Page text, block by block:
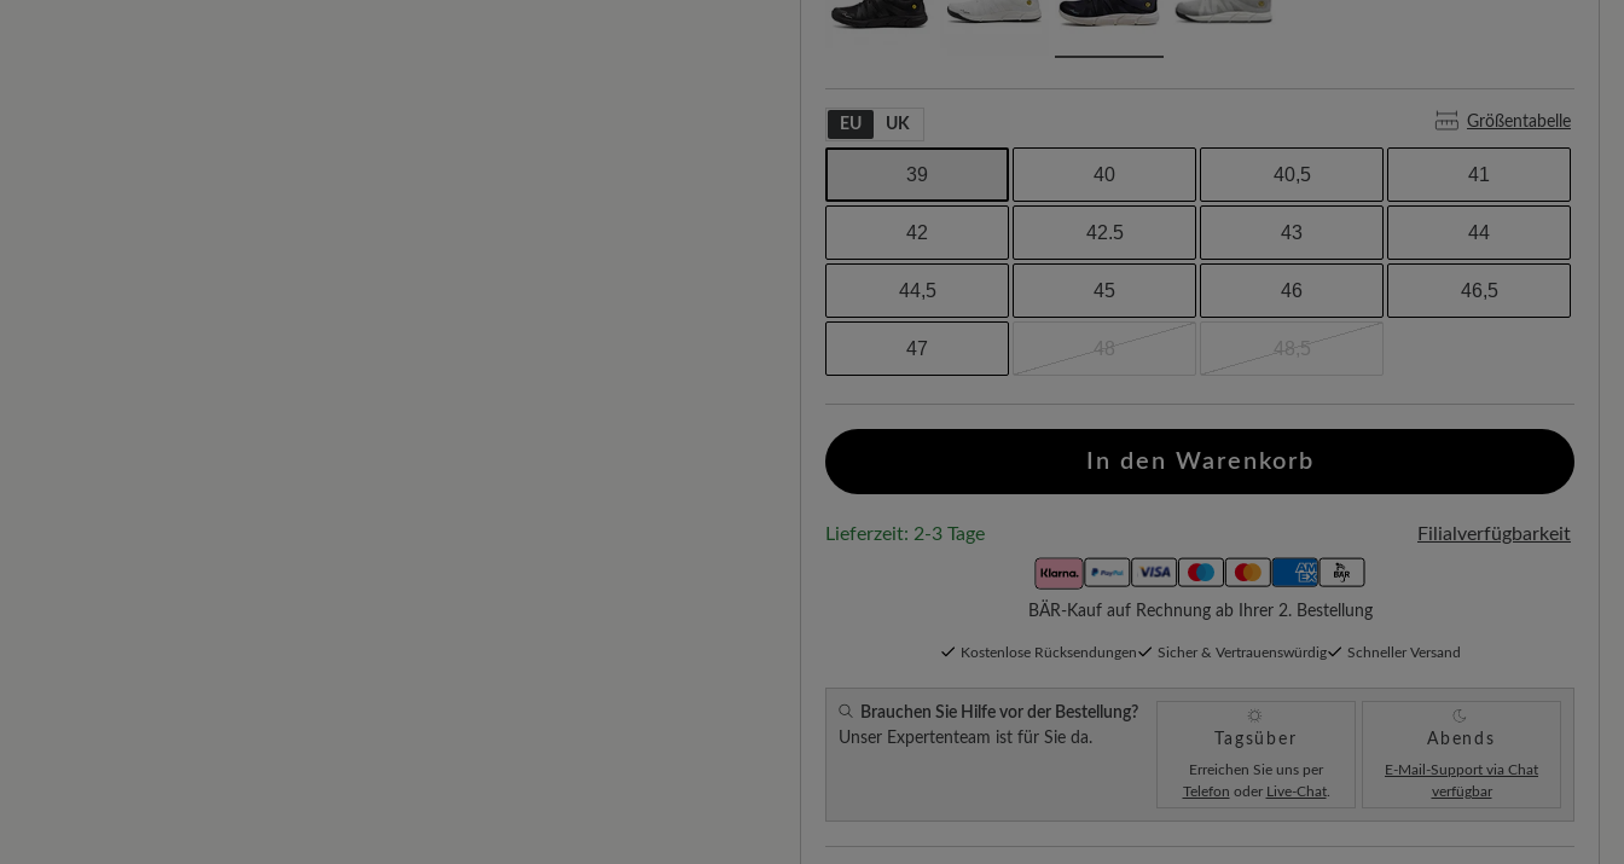
EU UK Größentabelle
39 40 40,5 41
42 42.5 43 44
44,5 45 46 46,5
47 48 48,5
In den Warenkorb
Lieferzeit: 2-3 Tage Filialverfügbarkeit
BÄR-Kauf auf Rechnung ab Ihrer 2. Bestellung
Kostenlose Rücksendungen Sicher & Vertrauenswürdig Schneller Versand
Brauchen Sie Hilfe vor der Bestellung?
Unser Expertenteam ist für Sie da.
Tagsüber
Erreichen Sie uns per
Telefon oder Live-Chat.
Abends
E-Mail-Support via Chat
verfügbar